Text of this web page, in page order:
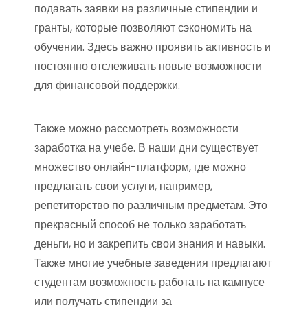
подавать заявки на различные стипендии и
гранты, которые позволяют сэкономить на
обучении. Здесь важно проявить активность и
постоянно отслеживать новые возможности
для финансовой поддержки.
Также можно рассмотреть возможности
заработка на учебе. В наши дни существует
множество онлайн-платформ, где можно
предлагать свои услуги, например,
репетиторство по различным предметам. Это
прекрасный способ не только заработать
деньги, но и закрепить свои знания и навыки.
Также многие учебные заведения предлагают
студентам возможность работать на кампусе
или получать стипендии за